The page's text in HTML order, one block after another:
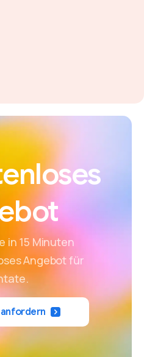
in 15 Minuten
Angebot für